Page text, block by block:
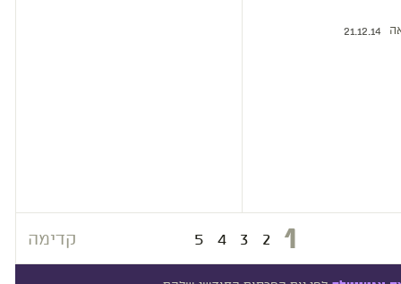
21.12.14
1
2
3
4
5 קדימה